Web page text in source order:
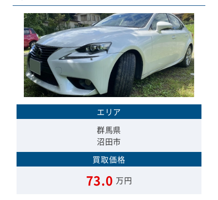
エリア
群馬県
沼田市
買取価格
73.0 万円